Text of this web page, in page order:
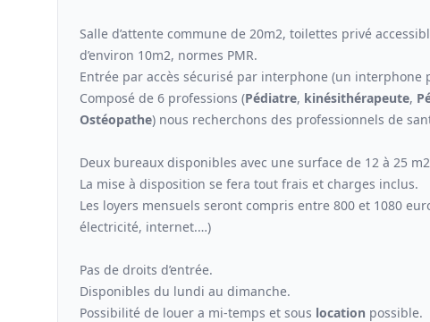
Salle d’attente commune de 20m2, toilettes privé
d’environ 10m2, normes PMR.
Entrée par accès sécurisé par interphone (un interphone
Composé de 6 professions (Pédiatre, kinésithérapeute,
Ostéopathe) nous recherchons des professionnels de
Deux bureaux disponibles avec une surface de 12 à 25
La mise à disposition se fera tout frais et charges inclus.
Les loyers mensuels seront compris entre 800 et 1080
électricité, internet.…)
Pas de droits d’entrée.
Disponibles du lundi au dimanche.
Possibilité de louer a mi-temps et sous location possible.